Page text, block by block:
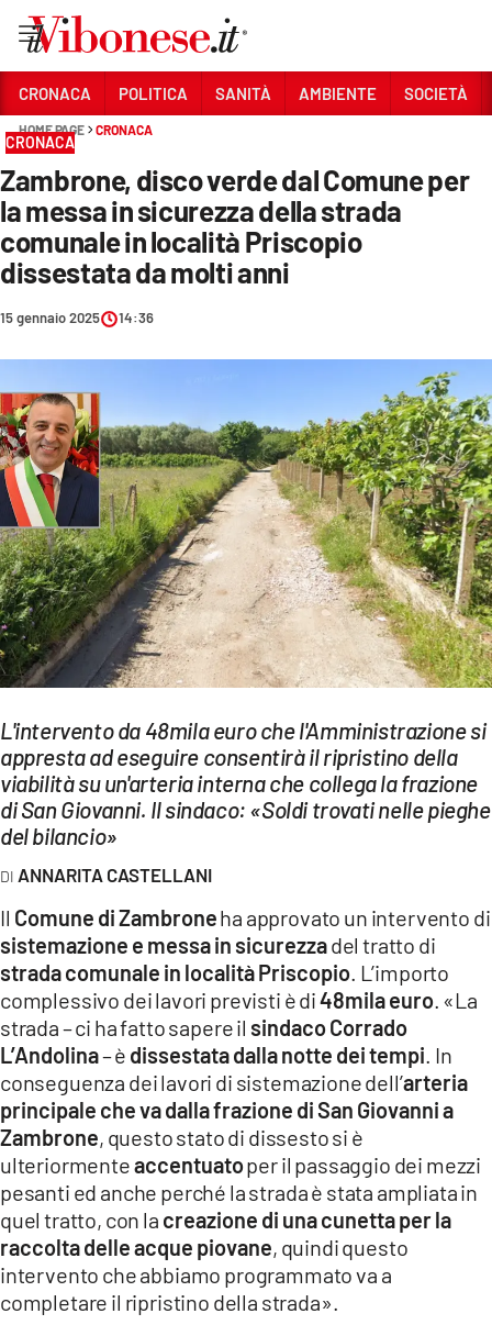
Sezioni
CRONACA
POLITICA
SANITÀ
AMBIENTE
SOCIETÀ
CULTURA
ECONOMIA E LAVORO
EVENTI
SPORT
Streaming
LAC TV
LAC ONAIR
LaC
Network
LACPLAY.IT
LACTV.IT
LACONAIR.IT
LACITYMAG.IT
ILREGGINO.IT
COSENZACHANNEL.IT
ILVIBONESE.IT
CATANZAROCHANNEL.IT
LACAPITALENEWS.IT
App
CRONACA POLITICA SANITÀ AMBIENTE SOCIETÀ
HOME PAGE CRONACA
CRONACA
Zambrone, disco verde dal Comune per
la messa in sicurezza della strada
comunale in località Priscopio
dissestata da molti anni
15 gennaio 2025 14:36
L'intervento da 48mila euro che l'Amministrazione si
appresta ad eseguire consentirà il ripristino della
viabilità su un'arteria interna che collega la frazione
di San Giovanni. Il sindaco: «Soldi trovati nelle pieghe
del bilancio»
ANNARITA CASTELLANI
Il Comune di Zambroneha approvato un intervento di
sistemazione e messa in sicurezzadel tratto di
strada comunale in località Priscopio . L’importo
complessivo dei lavori previsti è di48mila euro. «La
strada – ci ha fatto sapere il sindaco Corrado
L’Andolina– è dissestata dalla notte dei tempi . In
conseguenza dei lavori di sistemazione dell’arteria
principale che va dalla frazione di San Giovanni a
Zambrone, questo stato di dissesto si è
ulteriormenteaccentuatoper il passaggio dei mezzi
pesanti ed anche perché la strada è stata ampliata in
quel tratto, con la creazione di una cunetta per la
raccolta delle acque piovane, quindi questo
intervento che abbiamo programmato va a
completare il ripristino della strada».